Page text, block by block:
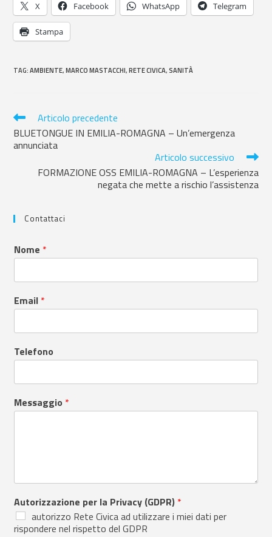
X Facebook WhatsApp Telegram
Stampa
TAG:AMBIENTE, MARCO MASTACCHI, RETE CIVICA, SANITÀ
Articolo precedente
BLUETONGUE IN EMILIA-ROMAGNA – Un’emergenza
annunciata
Articolo successivo
FORMAZIONE OSS EMILIA-ROMAGNA – L’esperienza
negata che mette a rischio l’assistenza
Contattaci
Nome *
Email *
Telefono
Messaggio *
Autorizzazione per la Privacy (GDPR) *
autorizzo Rete Civica ad utilizzare i miei dati per
rispondere nel rispetto del GDPR